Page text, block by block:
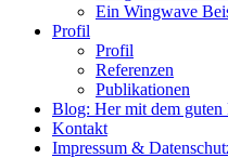
Ein Wingwave
Profil
Profil
Referenzen
Publikationen
Blog: Her mit dem guten
Kontakt
Impressum &